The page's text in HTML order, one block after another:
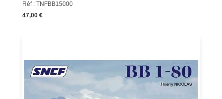
Réf : TNFBB15000
47,00 €